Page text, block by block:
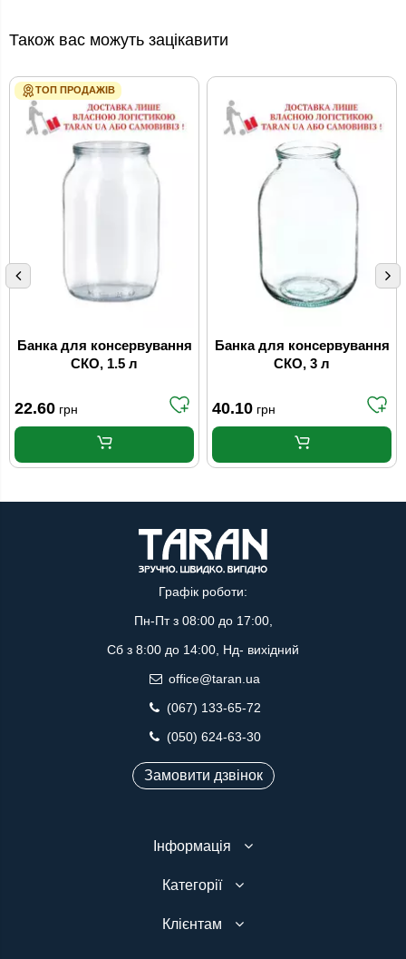
Також вас можуть зацікавити
ТОП ПРОДАЖІВ
Банка для консервування
СКО, 1.5 л
22.60 грн
Банка для консервування
СКО, 3 л
40.10 грн
Графік роботи:
Пн-Пт з 08:00 до 17:00,
Сб з 8:00 до 14:00, Нд- вихідний
office@taran.ua
(067) 133-65-72
(050) 624-63-30
Замовити дзвінок
Інформація
Категорії
Клієнтам